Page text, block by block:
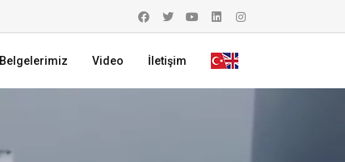
Belgelerimiz Video İletişim